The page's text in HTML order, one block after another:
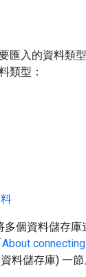
匯入的資料類
類型：
個資料儲存庫
About
料儲存庫) 一節